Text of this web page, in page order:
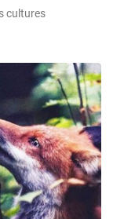
cultures